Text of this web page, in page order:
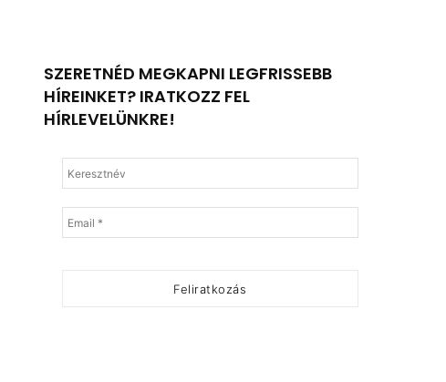
SZERETNÉD MEGKAPNI LEGFRISSEBB
HÍREINKET? IRATKOZZ FEL
HÍRLEVELÜNKRE!